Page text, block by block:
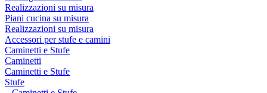
Realizzazioni su misura
Piani cucina su misura
Realizzazioni su misura
Accessori per stufe e camini
Caminetti e Stufe
Caminetti
Caminetti e Stufe
Stufe